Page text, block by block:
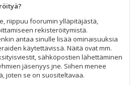
riippuu foorumin ylläpitäjästä,
rekisteröitymistä.
antaa sinulle lisää ominaisuuksia
käytettävissä. Näitä ovat mm.
sähköpostien lähettäminen
jäsenyys jne. Siihen menee
joten se on suositeltavaa.